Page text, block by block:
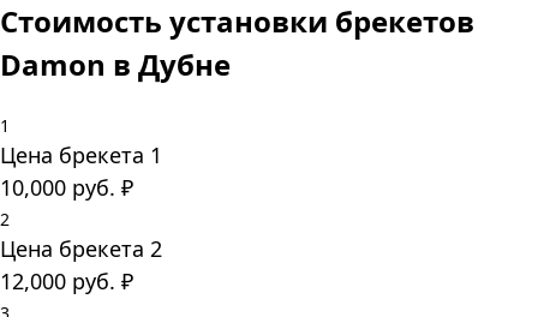
Стоимость установки брекетов
Damon в Дубне
1
Цена брекета 1
10,000 руб. ₽
2
Цена брекета 2
12,000 руб. ₽